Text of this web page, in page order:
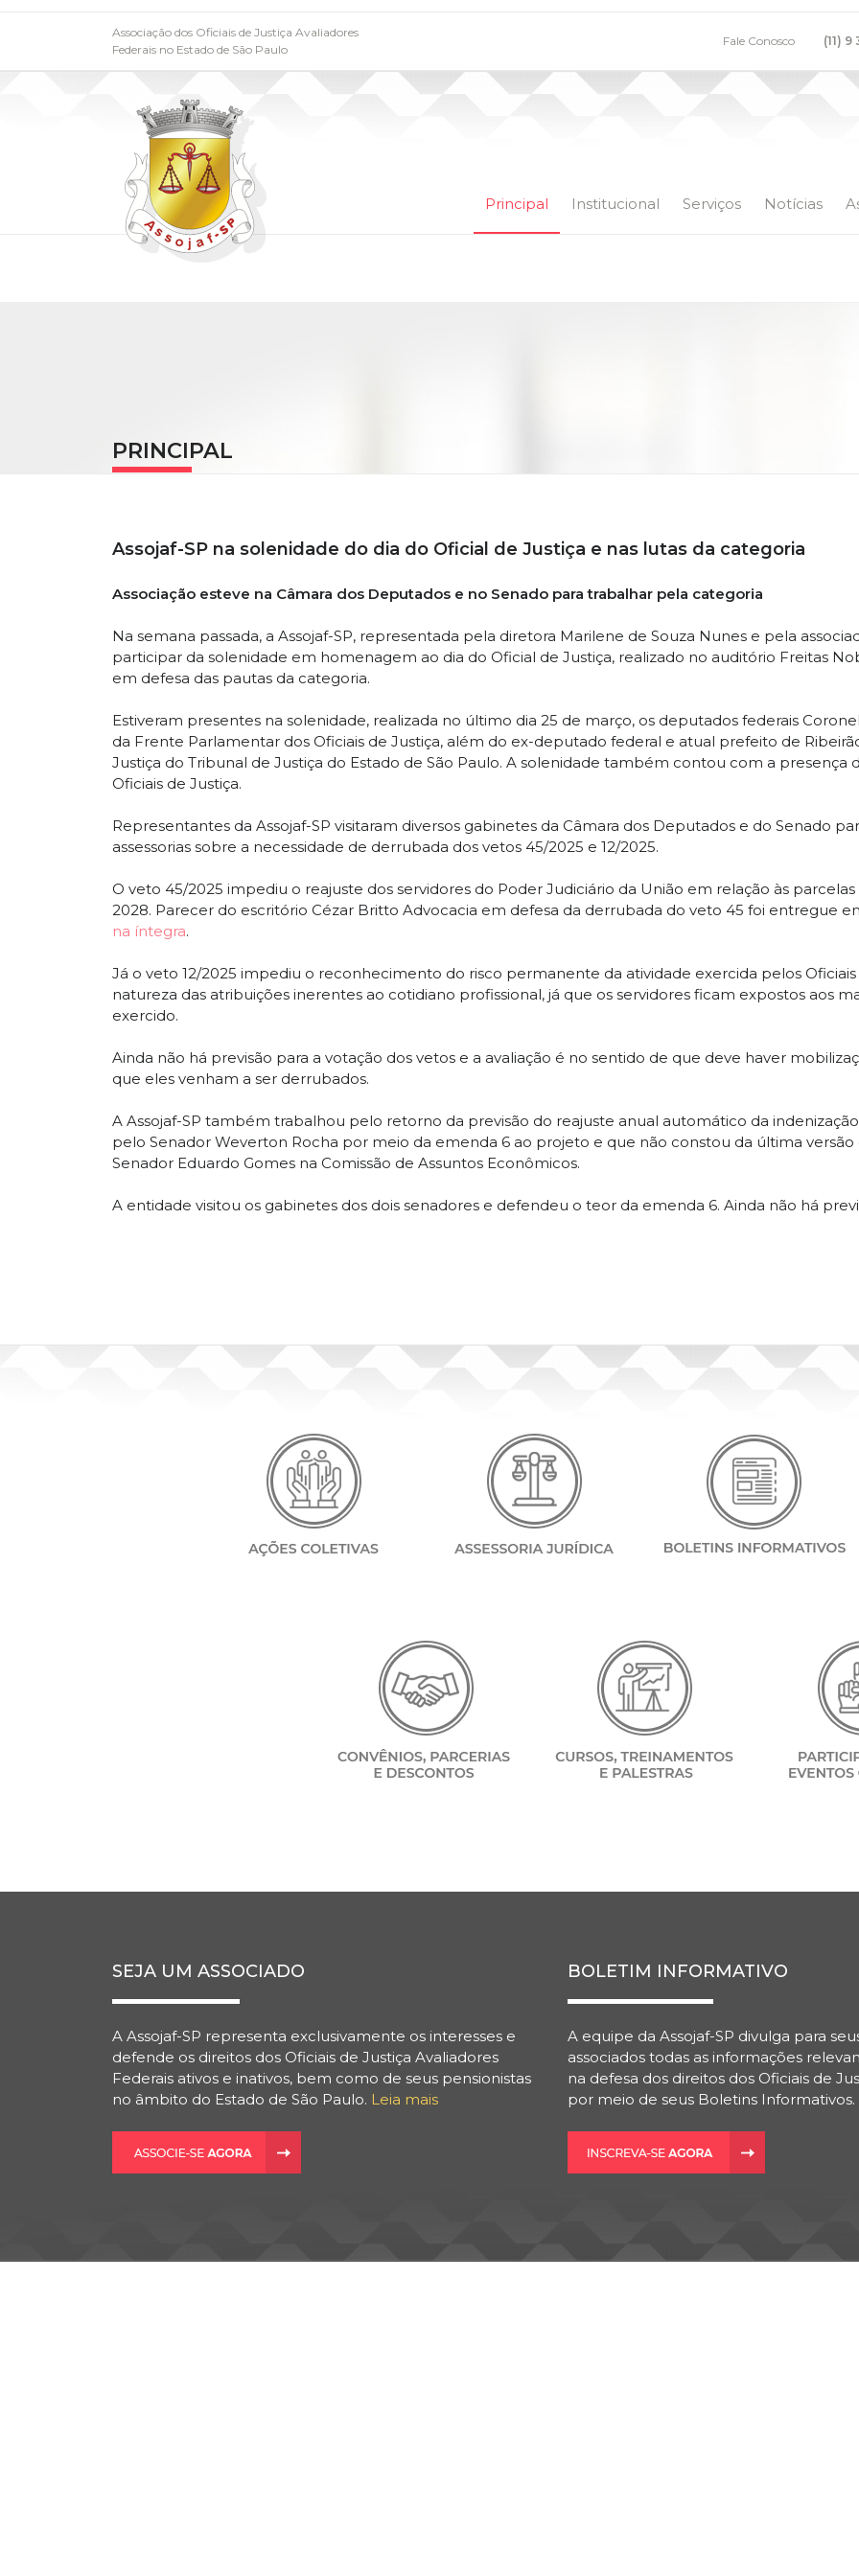
Associação dos Oficiais de Justiça Avaliadores
Federais no Estado de São Paulo
Fale Conosco (11) 9
Principal Institucional Serviços Notícias
PRINCIPAL
Assojaf-SP na solenidade do dia do Oficial de Justiça e nas lutas da categoria
Associação esteve na Câmara dos Deputados e no Senado para trabalhar pela categoria
Na semana passada, a Assojaf-SP, representada pela diretora Marilene de Souza Nunes e pela
participar da solenidade em homenagem ao dia do Oficial de Justiça, realizado no auditório Freitas
em defesa das pautas da categoria.
Estiveram presentes na solenidade, realizada no último dia 25 de março, os deputados federais
da Frente Parlamentar dos Oficiais de Justiça, além do ex-deputado federal e atual prefeito de
Justiça do Tribunal de Justiça do Estado de São Paulo. A solenidade também contou com a presença
Oficiais de Justiça.
Representantes da Assojaf-SP visitaram diversos gabinetes da Câmara dos Deputados e do Senado
assessorias sobre a necessidade de derrubada dos vetos 45/2025 e 12/2025.
O veto 45/2025 impediu o reajuste dos servidores do Poder Judiciário da União em relação às
2028. Parecer do escritório Cézar Britto Advocacia em defesa da derrubada do veto 45 foi entregue
na íntegra.
Já o veto 12/2025 impediu o reconhecimento do risco permanente da atividade exercida pelos Oficiais
natureza das atribuições inerentes ao cotidiano profissional, já que os servidores ficam expostos aos
exercido.
Ainda não há previsão para a votação dos vetos e a avaliação é no sentido de que deve haver
que eles venham a ser derrubados.
A Assojaf-SP também trabalhou pelo retorno da previsão do reajuste anual automático da
pelo Senador Weverton Rocha por meio da emenda 6 ao projeto e que não constou da última
Senador Eduardo Gomes na Comissão de Assuntos Econômicos.
A entidade visitou os gabinetes dos dois senadores e defendeu o teor da emenda 6. Ainda não há
SEJA UM ASSOCIADO
A Assojaf-SP representa exclusivamente os interesses e
defende os direitos dos Oficiais de Justiça Avaliadores
Federais ativos e inativos, bem como de seus pensionistas
no âmbito do Estado de São Paulo. Leia mais
BOLETIM INFORMATIVO
A equipe da Assojaf-SP divulga para
associados todas as informações
na defesa dos direitos dos Oficiais de
por meio de seus Boletins Informativos.